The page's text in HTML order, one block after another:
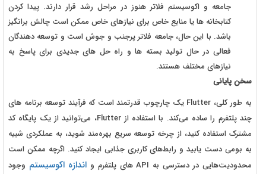
جامعه و اکوسیستم فلاتر هنوز در مراحل رشد قرار دارند. پیدا کردن
کتابخانه ها یا منابع خاص برای نیازهای خاص ممکن است چالش برانگیز
باشد. با این حال، جامعه فلاتر پرجنب و جوش است و توسعه دهندگان
فعالی در حال تولید بسته ها و راه حل های جدیدی برای پاسخ به
نیازهای مختلف هستند.
سخن پایانی
به طور کلی، Flutter یک چارچوب قدرتمند است که فرآیند توسعه برنامه های
چند پلتفرم را ساده می‌کند. با استفاده از Flutter، می‌توانید از یک پایگاه کد
مشترک استفاده کنید، از چرخه توسعه سریع بهره‌مند شوید، به عملکردی شبیه
به بومی دست یابید و رابط‌های کاربری جذابی ایجاد کنید. اگرچه ممکن است
محدودیت‌هایی در دسترسی به API های پلتفرم و
اندازه اکوسیستم وجود